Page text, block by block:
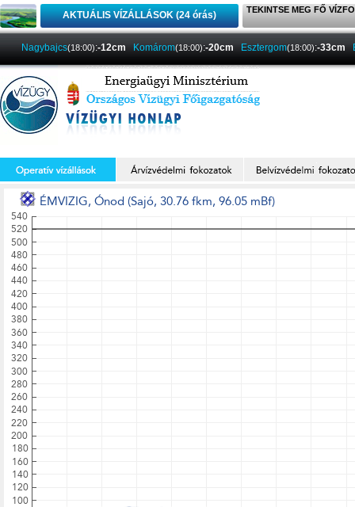
AKTUÁLIS VÍZÁLLÁSOK (24 órás) TEKINTSE MEG FŐ
Nagybajcs(18:00):-12cm Komárom(18:00):-20cm Esztergom(18:00):-33cm